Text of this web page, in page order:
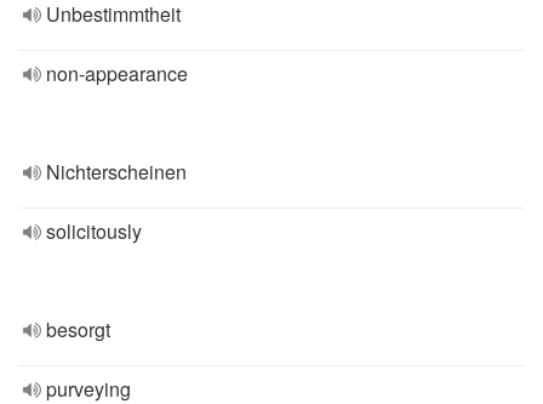
Unbestimmtheit
non-appearance
Nichterscheinen
solicitously
besorgt
purveying